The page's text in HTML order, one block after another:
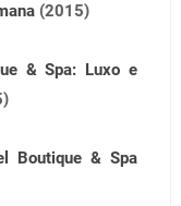
(2015)
& Spa: Luxo e
Boutique & Spa